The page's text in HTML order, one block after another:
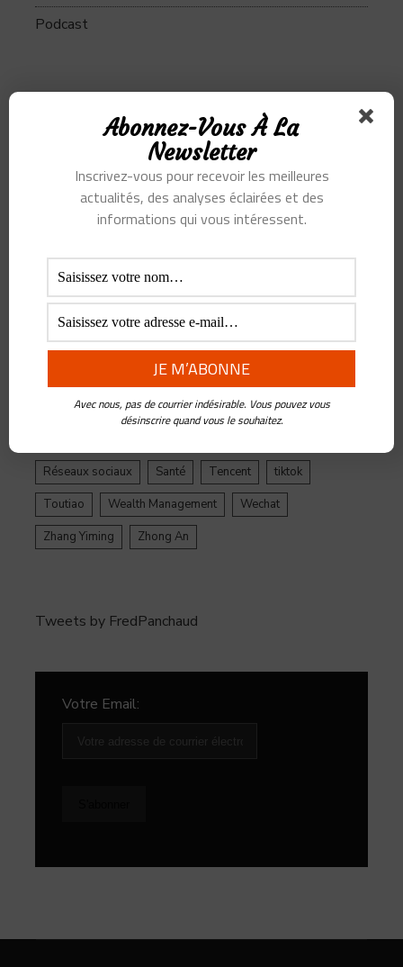
Podcast
Alibaba Alihealth Alipay ant
Ant Group
Assurance Banque BATX
Blockchain
Douyin
Ecosystème
Epargne
Facebook
Fintech
Gestion de Patrimoine
Google Inde
Influenceur
Intelligence Artificielle
Jinri Toutiao
Live Streaming LuFax
Management
Réseaux sociaux
Santé Tencent
tiktok
Toutiao
Wealth Management
Wechat
Zhang Yiming
Zhong An
Tweets by FredPanchaud
Votre Email:
Abonnez-Vous À La
Newsletter
Inscrivez-vous pour recevoir les meilleures
actualités, des analyses éclairées et des
informations qui vous intéressent.
Avec nous, pas de courrier indésirable. Vous pouvez vous
désinscrire quand vous le souhaitez.